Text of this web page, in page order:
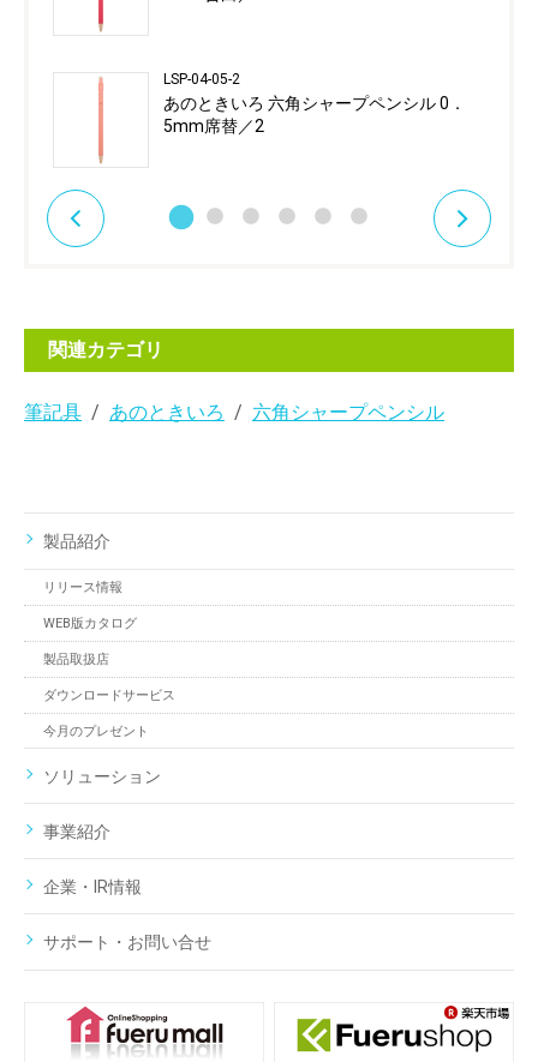
LSP-04-05-2
あのときいろ 六角シャープペンシル 0．
5mm席替／2
関連カテゴリ
筆記具 あのときいろ 六角シャープペンシル
製品紹介
リリース情報
WEB版カタログ
製品取扱店
ダウンロードサービス
今月のプレゼント
ソリューション
事業紹介
企業・IR情報
サポート・お問い合せ